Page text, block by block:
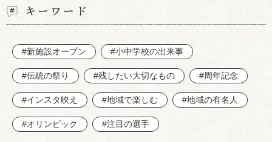
キーワード
#新施設オープン #小中学校の出来事
#伝統の祭り #残したい大切なもの #周年記念
#インスタ映え #地域で楽しむ #地域の有名人
#オリンピック #注目の選手